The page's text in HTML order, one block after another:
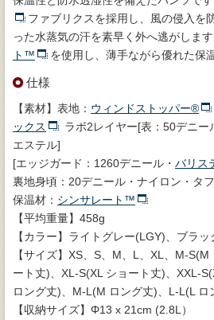
ファブリクスを採用し、風の侵入を
った水蒸気の汗を素早く外へ逃がしま
ト™
を使用し、薄手ながら優れた保
仕様
【素材】表地： ウィンドストッパー®
ックス
ラボ2レイヤー[表：50デニー
エステル]
[エッジガード：1260デニール・ バリス
裏地身頃：20デニール・ナイロン・タ
保温材： シンサレート™
【平均重量】458g
【カラー】ライトグレー(LGY)、ブラッ
【サイズ】XS、S、M、L、XL、M-
ート丈)、XL-S(XL ショート丈)、XXL-
ロング丈)、M-L(M ロング丈)、L-L(L ロ
【収納サイズ】Φ13 x 21cm (2.8L）